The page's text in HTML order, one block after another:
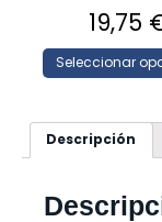
19,75
Seleccionar
Descripción